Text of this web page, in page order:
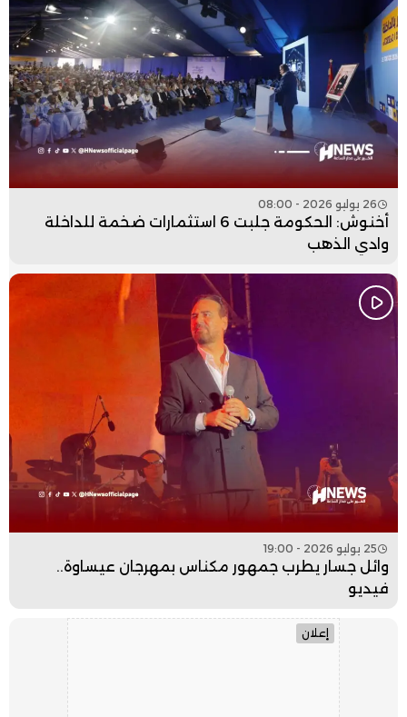
26 يوليو 2026 - 08:00
أخنوش: الحكومة جلبت 6 استثمارات ضخمة للداخلة
وادي الذهب
25 يوليو 2026 - 19:00
وائل جسار يطرب جمهور مكناس بمهرجان عيساوة..
فيديو
إعلان